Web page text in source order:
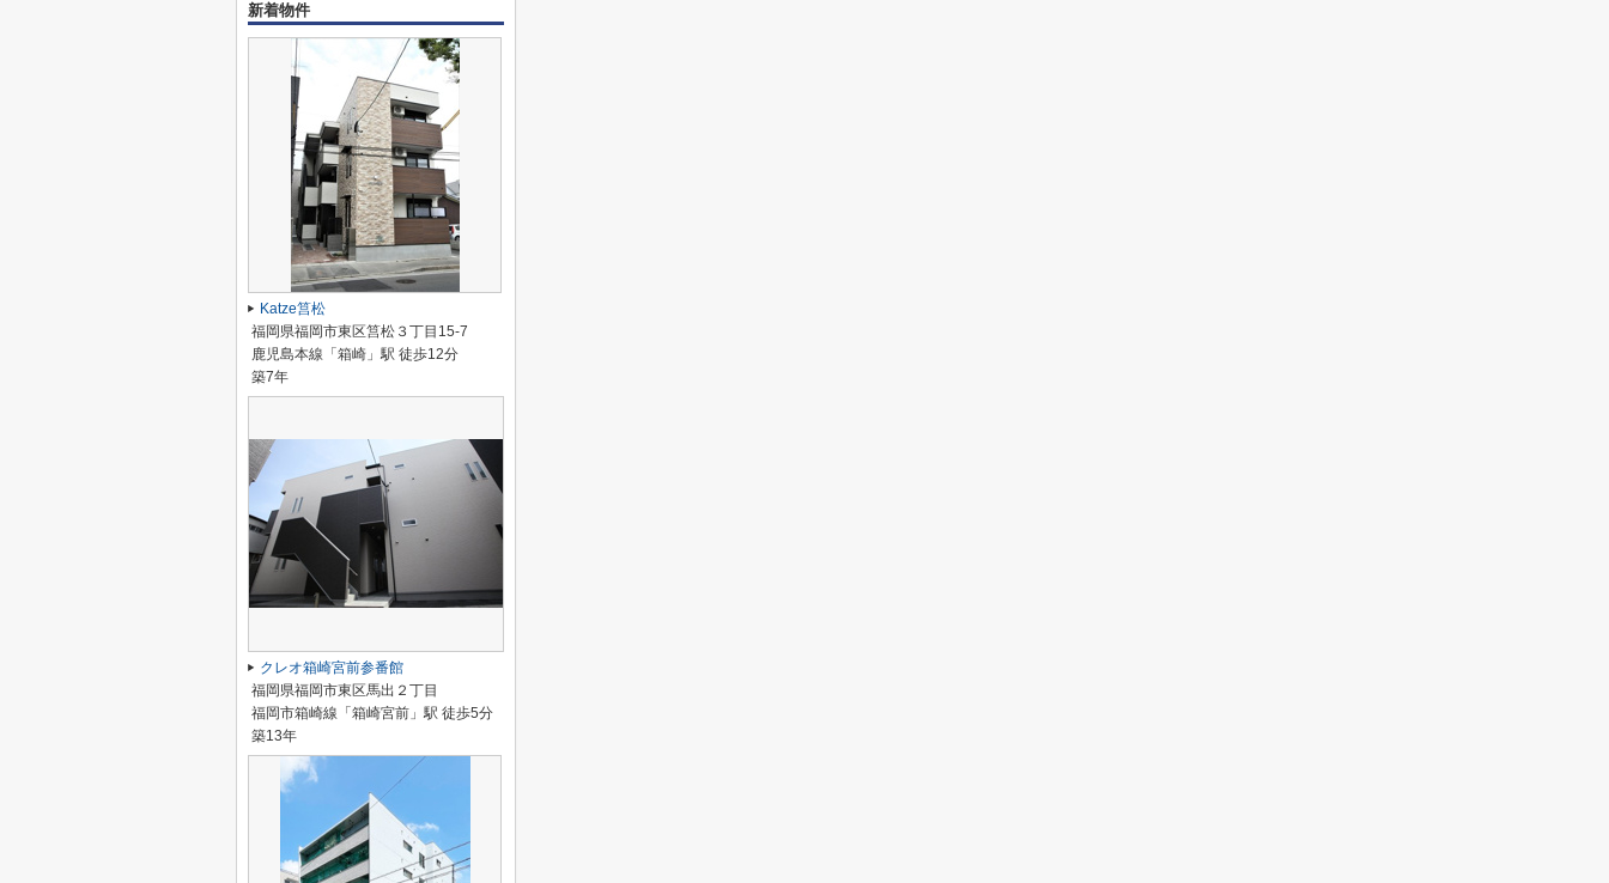
新着物件
Katze筥松
福岡県福岡市東区筥松３丁目15-7
鹿児島本線「箱崎」駅 徒歩12分
築7年
クレオ箱崎宮前参番館
福岡県福岡市東区馬出２丁目
福岡市箱崎線「箱崎宮前」駅 徒歩5分
築13年